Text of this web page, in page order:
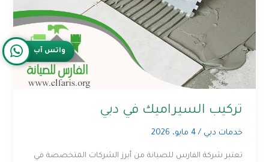
تركيب السيراميك في دبي
خدمات دبي /4 مايو، 2026
تعتبر شركة الفارس للصيانة من أبرز الشركات المتخصصة في
واتس آب